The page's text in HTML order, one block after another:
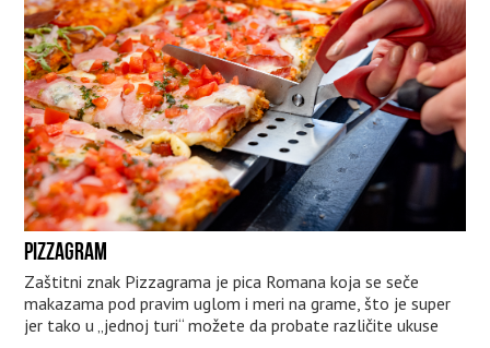
PIZZAGRAM
Zaštitni znak Pizzagrama je pica Romana koja se seče
makazama pod pravim uglom i meri na grame, što je super
jer tako u „jednoj turi“ možete da probate različite ukuse